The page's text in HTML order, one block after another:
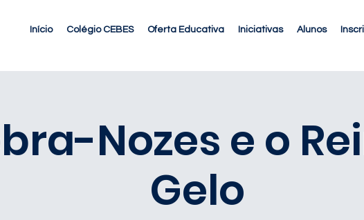
Início Colégio CEBES Oferta Educativa Iniciativas Alunos
Nozes e o
Gelo